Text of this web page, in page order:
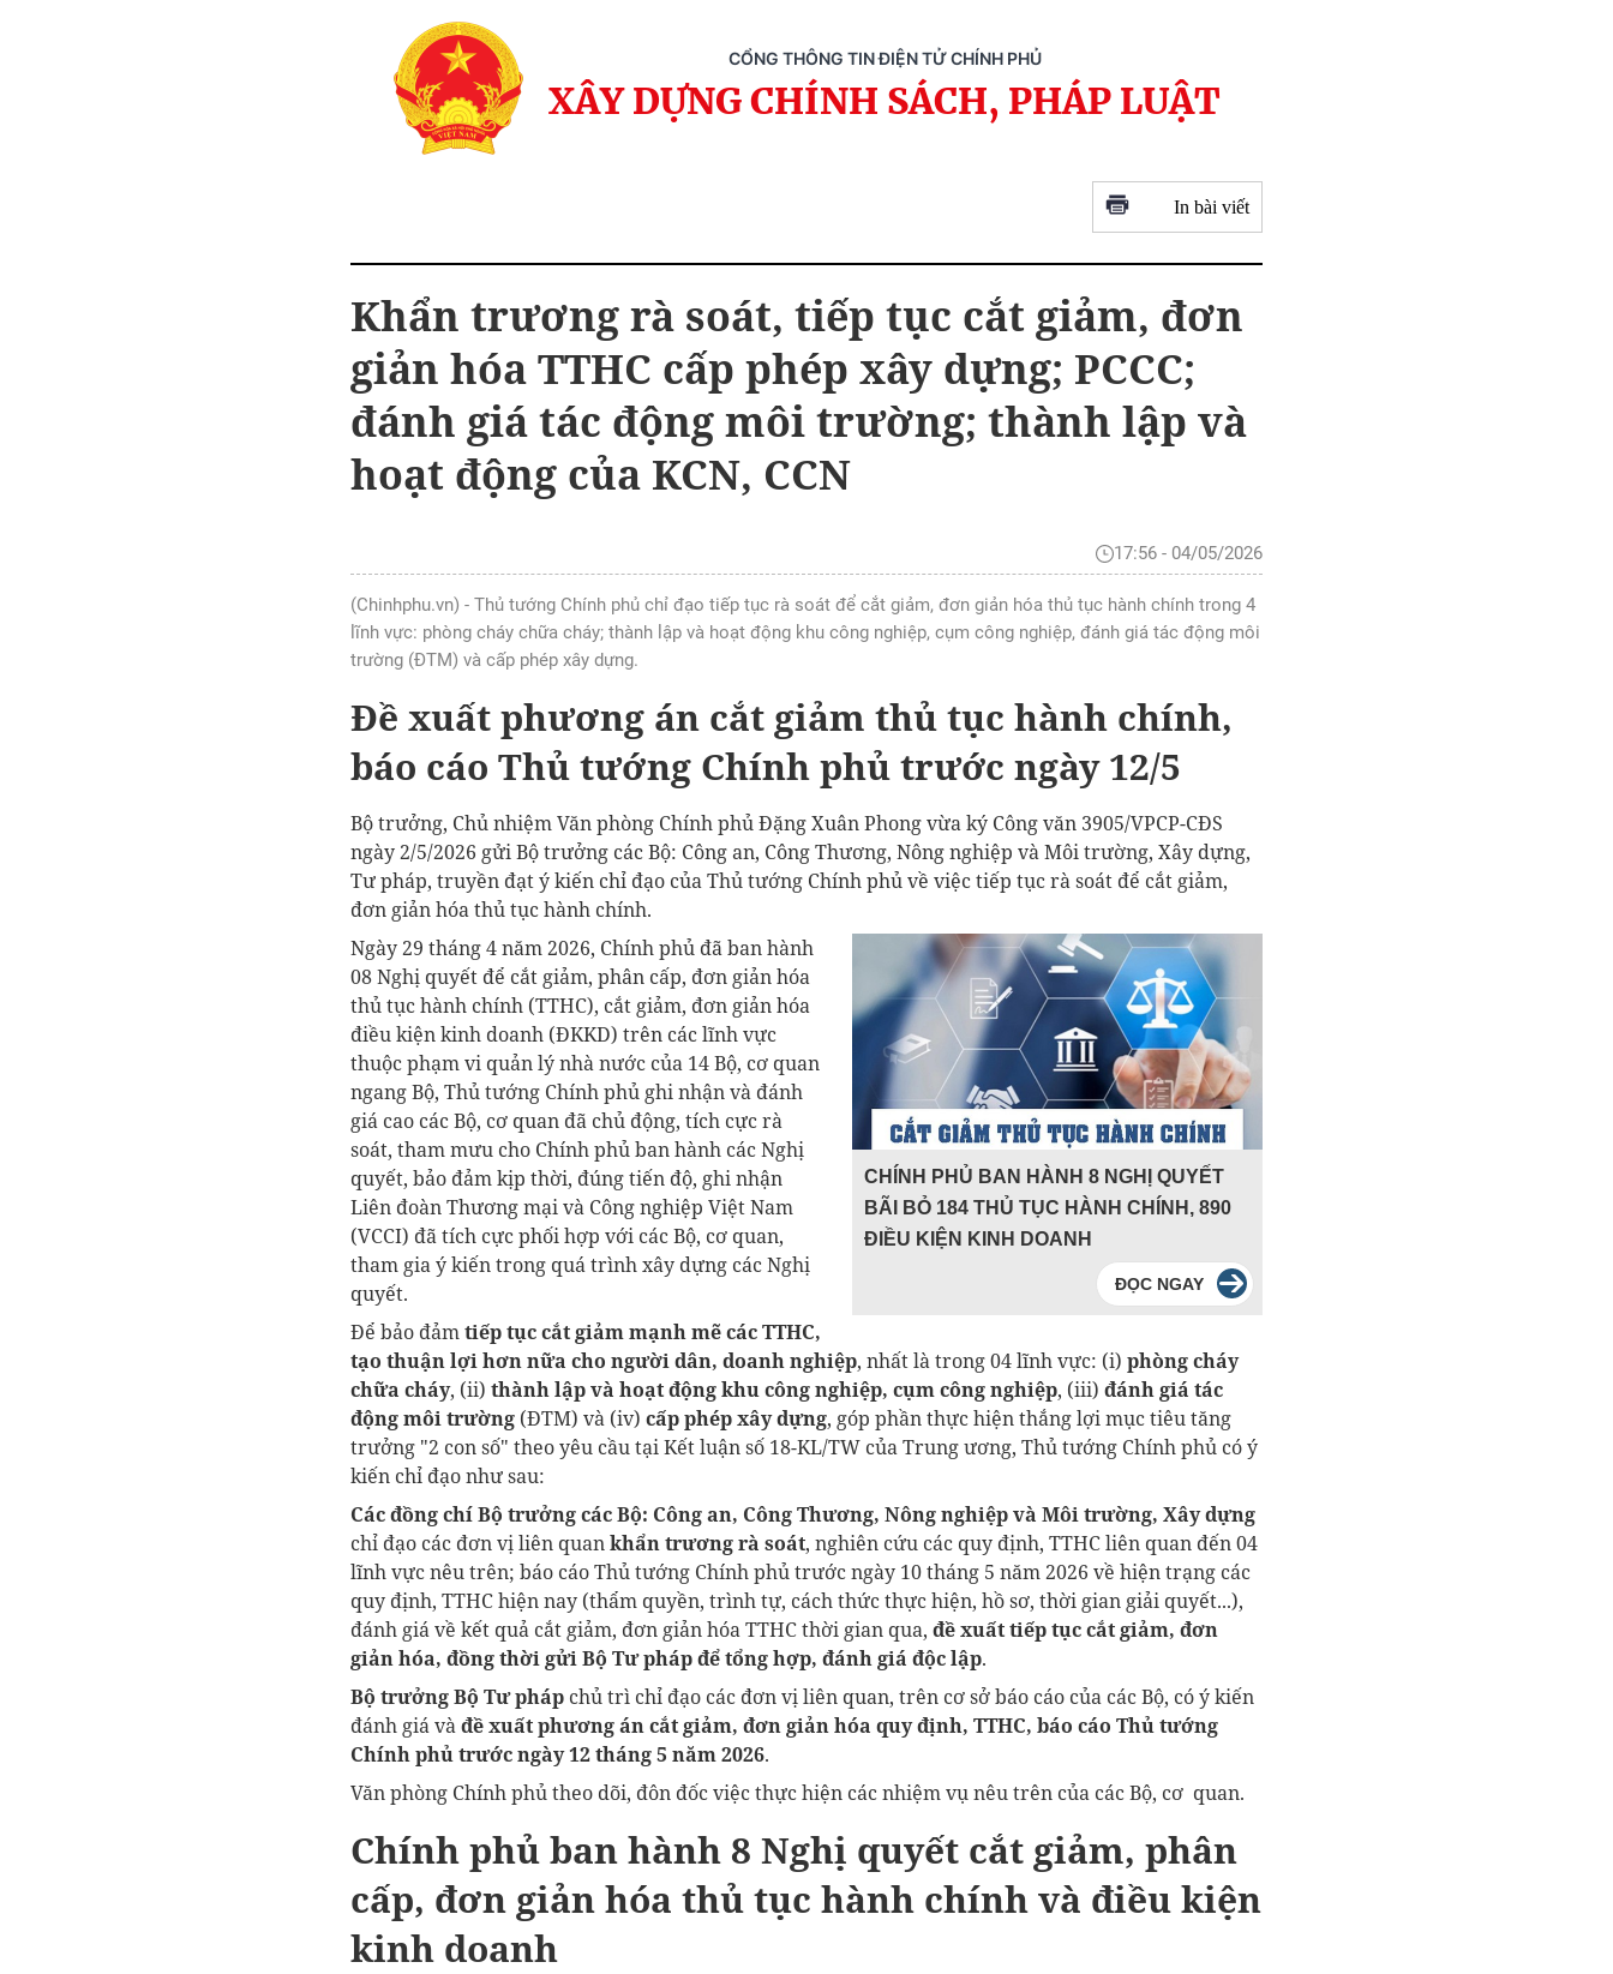
CỔNG THÔNG TIN ĐIỆN TỬ CHÍNH PHỦ
XÂY DỰNG CHÍNH SÁCH, PHÁP LUẬT
In bài viết
Khẩn trương rà soát, tiếp tục cắt giảm, đơn
giản hóa TTHC cấp phép xây dựng; PCCC;
đánh giá tác động môi trường; thành lập và
hoạt động của KCN, CCN
17:56 - 04/05/2026
(Chinhphu.vn) - Thủ tướng Chính phủ chỉ đạo tiếp tục rà soát để cắt giảm, đơn giản hóa thủ tục hành chính trong 4
lĩnh vực: phòng cháy chữa cháy; thành lập và hoạt động khu công nghiệp, cụm công nghiệp, đánh giá tác động môi
trường (ĐTM) và cấp phép xây dựng.
Đề xuất phương án cắt giảm thủ tục hành chính,
báo cáo Thủ tướng Chính phủ trước ngày 12/5
Bộ trưởng, Chủ nhiệm Văn phòng Chính phủ Đặng Xuân Phong vừa ký Công văn 3905/VPCP-CĐS
ngày 2/5/2026 gửi Bộ trưởng các Bộ: Công an, Công Thương, Nông nghiệp và Môi trường, Xây dựng,
Tư pháp, truyền đạt ý kiến chỉ đạo của Thủ tướng Chính phủ về việc tiếp tục rà soát để cắt giảm,
đơn giản hóa thủ tục hành chính.
CHÍNH PHỦ BAN HÀNH 8 NGHỊ QUYẾT
BÃI BỎ 184 THỦ TỤC HÀNH CHÍNH, 890
ĐIỀU KIỆN KINH DOANH
ĐỌC NGAY
Ngày 29 tháng 4 năm 2026, Chính phủ đã ban hành
08 Nghị quyết để cắt giảm, phân cấp, đơn giản hóa
thủ tục hành chính (TTHC), cắt giảm, đơn giản hóa
điều kiện kinh doanh (ĐKKD) trên các lĩnh vực
thuộc phạm vi quản lý nhà nước của 14 Bộ, cơ quan
ngang Bộ, Thủ tướng Chính phủ ghi nhận và đánh
giá cao các Bộ, cơ quan đã chủ động, tích cực rà
soát, tham mưu cho Chính phủ ban hành các Nghị
quyết, bảo đảm kịp thời, đúng tiến độ, ghi nhận
Liên đoàn Thương mại và Công nghiệp Việt Nam
(VCCI) đã tích cực phối hợp với các Bộ, cơ quan,
tham gia ý kiến trong quá trình xây dựng các Nghị
quyết.
Để bảo đảmtiếp tục cắt giảm mạnh mẽ các TTHC,
tạo thuận lợi hơn nữa cho người dân, doanh nghiệp, nhất là trong 04 lĩnh vực: (i) phòng cháy
chữa cháy, (ii) thành lập và hoạt động khu công nghiệp, cụm công nghiệp, (iii) đánh giá tác
động môi trường (ĐTM) và (iv) cấp phép xây dựng, góp phần thực hiện thắng lợi mục tiêu tăng
trưởng "2 con số" theo yêu cầu tại Kết luận số 18-KL/TW của Trung ương, Thủ tướng Chính phủ có ý
kiến chỉ đạo như sau:
Các đồng chí Bộ trưởng các Bộ: Công an, Công Thương, Nông nghiệp và Môi trường, Xây dựng
chỉ đạo các đơn vị liên quankhẩn trương rà soát, nghiên cứu các quy định, TTHC liên quan đến 04
lĩnh vực nêu trên; báo cáo Thủ tướng Chính phủ trước ngày 10 tháng 5 năm 2026 về hiện trạng các
quy định, TTHC hiện nay (thẩm quyền, trình tự, cách thức thực hiện, hồ sơ, thời gian giải quyết...),
đánh giá về kết quả cắt giảm, đơn giản hóa TTHC thời gian qua, đề xuất tiếp tục cắt giảm, đơn
giản hóa, đồng thời gửi Bộ Tư pháp để tổng hợp, đánh giá độc lập.
Bộ trưởng Bộ Tư pháp chủ trì chỉ đạo các đơn vị liên quan, trên cơ sở báo cáo của các Bộ, có ý kiến
đánh giá vàđề xuất phương án cắt giảm, đơn giản hóa quy định, TTHC, báo cáo Thủ tướng
Chính phủ trước ngày 12 tháng 5 năm 2026.
Văn phòng Chính phủ theo dõi, đôn đốc việc thực hiện các nhiệm vụ nêu trên của các Bộ, cơ quan.
Chính phủ ban hành 8 Nghị quyết cắt giảm, phân
cấp, đơn giản hóa thủ tục hành chính và điều kiện
kinh doanh